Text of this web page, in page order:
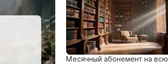
Месячный абонемент на всю